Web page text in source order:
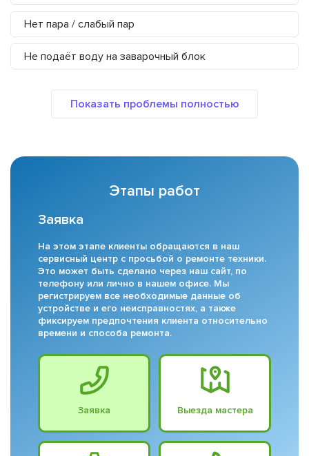
Нет пара / слабый пар
Не подаёт воду на заварочный блок
Этапы работ
Заявка
На этом этапе клиенты обращаются в наш
сервисный центр с просьбой о ремонте техники.
Это может быть сделано через наш сайт, по
телефону или лично в нашем офисе. Мы
регистрируем все необходимые данные об
устройстве и его неисправностях, а также
фиксируем предпочтения клиента относительно
времени и способа ремонта.
Заявка Выезда мастера